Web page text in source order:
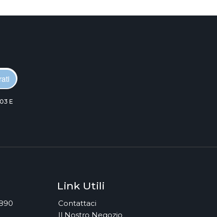
E
Link Utili
Contattaci
Il Nostro Negozio